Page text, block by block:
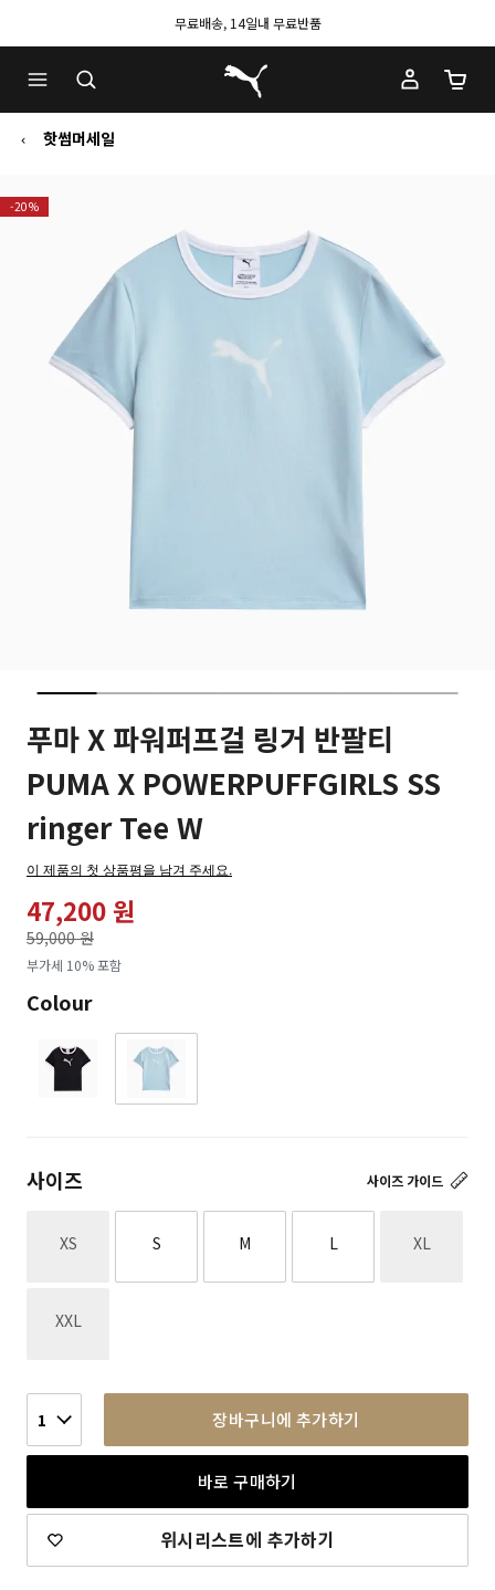
무료배송, 14일내 무료반품
푸마 홈
장바
핫썸머세일
-20%
푸마 X 파워퍼프걸 링거 반팔티
PUMA X POWERPUFFGIRLS SS
ringer Tee W
이 제품의 첫 상품평을 남겨 주세요.
47,200 원
59,000 원
로
부가세 10% 포함
Colour
사이즈 가이드
사이즈
XS재고없음 S M L XL
XXL
1 장바구니에 추가하기
바로 구매하기
위시리스트에 추가하기